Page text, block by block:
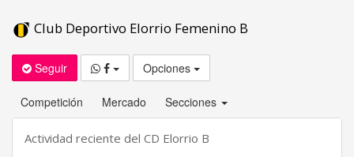
Club Deportivo Elorrio Femenino B
Seguir Opciones
Competición Mercado Secciones
Actividad reciente del CD Elorrio B